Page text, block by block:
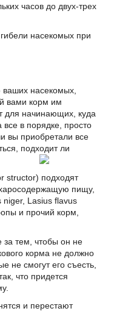
часов до двух-трех
насекомых при
насекомых,
вами корм им
для начинающих, куда
все в порядке, просто
вы приобретали все
подходит ли
structor) подходят
пищу,
niger, Lasius flavus
и прочий корм,
за тем, чтобы он не
корма не должно
не смогут его съесть,
что придется
и перестают